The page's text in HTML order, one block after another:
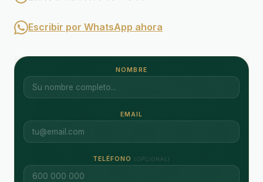
Escribir por WhatsApp ahora
NOMBRE
EMAIL
TELÉFONO (OPCIONAL)